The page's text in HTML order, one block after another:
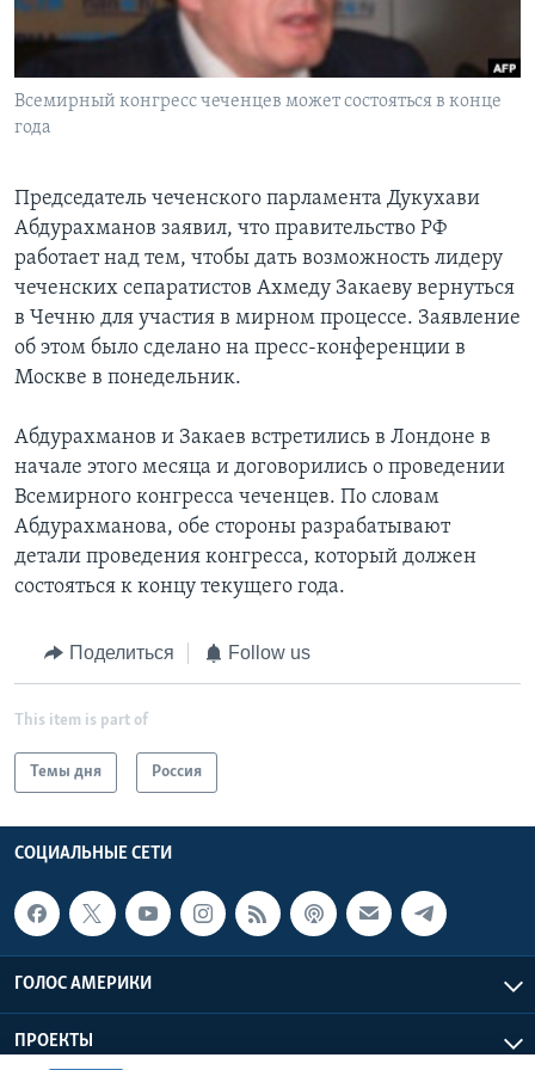
Learning English
СОЦИАЛЬНЫЕ СЕТИ
Языки
Всемирный конгресс чеченцев может состояться в конце
года
Председатель чеченского парламента Дукухави
Абдурахманов заявил, что правительство РФ
работает над тем, чтобы дать возможность лидеру
чеченских сепаратистов Ахмеду Закаеву вернуться
в Чечню для участия в мирном процессе. Заявление
об этом было сделано на пресс-конференции в
Москве в понедельник.
Абдурахманов и Закаев встретились в Лондоне в
начале этого месяца и договорились о проведении
Всемирного конгресса чеченцев. По словам
Абдурахманова, обе стороны разрабатывают
детали проведения конгресса, который должен
состояться к концу текущего года.
Поделиться Follow us
This item is part of
Темы дня Россия
СОЦИАЛЬНЫЕ СЕТИ
ГОЛОС АМЕРИКИ
ПРОЕКТЫ